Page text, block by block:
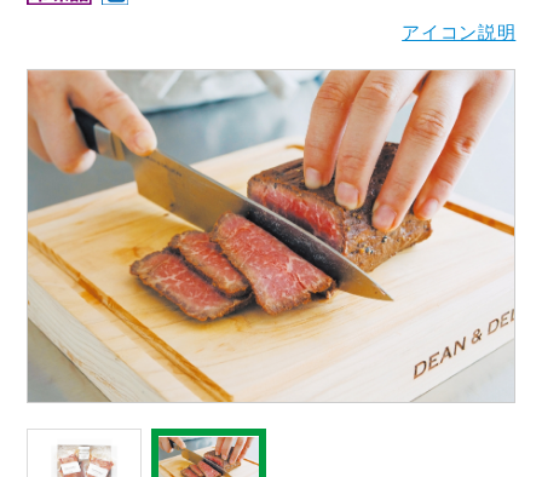
アイコン説明